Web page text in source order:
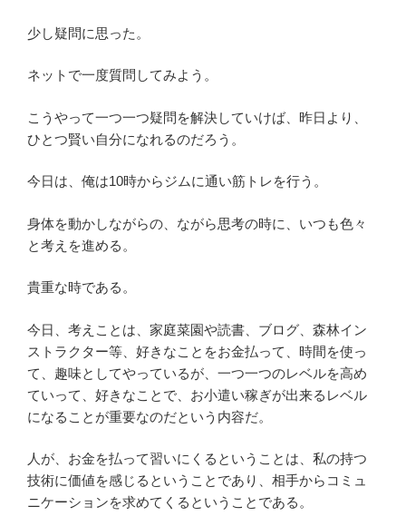
少し疑問に思った。
ネットで一度質問してみよう。
こうやって一つ一つ疑問を解決していけば、昨日より、
ひとつ賢い自分になれるのだろう。
今日は、俺は10時からジムに通い筋トレを行う。
身体を動かしながらの、ながら思考の時に、いつも色々
と考えを進める。
貴重な時である。
今日、考えことは、家庭菜園や読書、ブログ、森林イン
ストラクター等、好きなことをお金払って、時間を使っ
て、趣味としてやっているが、一つ一つのレベルを高め
ていって、好きなことで、お小遣い稼ぎが出来るレベル
になることが重要なのだという内容だ。
人が、お金を払って習いにくるということは、私の持つ
技術に価値を感じるということであり、相手からコミュ
ニケーションを求めてくるということである。